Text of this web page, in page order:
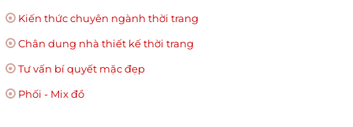
Kiến thức chuyên ngành thời trang
Chân dung nhà thiết kế thời trang
Tư vấn bí quyết mặc đẹp
Phối - Mix đồ